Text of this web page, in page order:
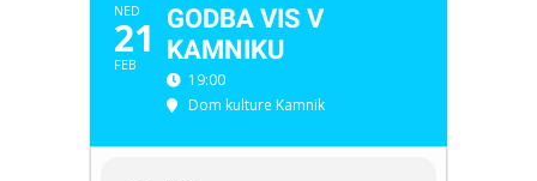
NED
21
FEB
GODBA VIS V
KAMNIKU
19:00
Dom kulture Kamnik